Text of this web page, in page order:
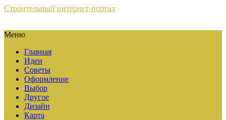
Строительный интернет-портал
Меню
Главная
Идеи
Советы
Оформление
Выбор
Другое
Дизайн
Карта